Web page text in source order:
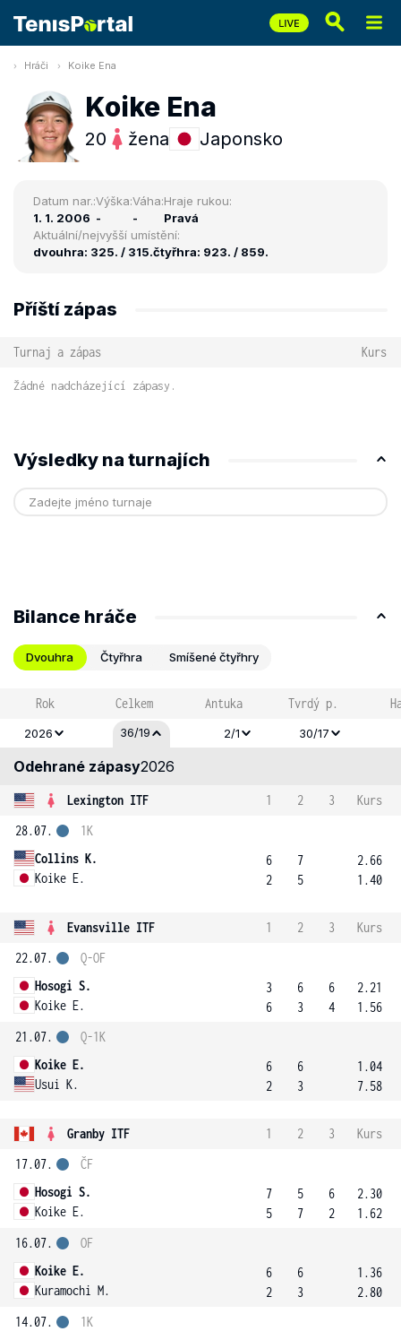
Hráči Koike Ena
Koike Ena
20 žena Japonsko
Datum nar.:
1. 1. 2006
Výška:
-
Váha:
-
Hraje rukou:
Pravá
Aktuální/nejvyšší umístění:
dvouhra: 325. / 315.čtyřhra: 923. / 859.
Příští zápas
Turnaj a zápas Kurs
Žádné nadcházející zápasy.
Výsledky na turnajích
Bilance hráče
Dvouhra Čtyřhra Smíšené čtyřhry
Rok Celkem Antuka Tvrdý p.
2026 36/19 2/1 30/17
Odehrané zápasy2026
Lexington ITF 1 2 3
Kurs
28.07.
Collins K.
Koike E.
1K
6
2
7
5
2.66
1.40
Evansville ITF 1 2 3
Kurs
22.07.
Hosogi S.
Koike E.
Q-OF
3
6
6
3
6
4
2.21
1.56
21.07.
Koike E.
Usui K.
Q-1K
6
2
6
3
1.04
7.58
Granby ITF 1 2 3
Kurs
17.07.
Hosogi S.
Koike E.
ČF
7
5
5
7
6
2
2.30
1.62
16.07.
Koike E.
Kuramochi M.
OF
6
2
6
3
1.36
2.80
14.07.
1K